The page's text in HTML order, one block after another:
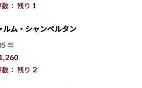
： 残り 1
ルム・シャンベルタン
年
： 残り 2